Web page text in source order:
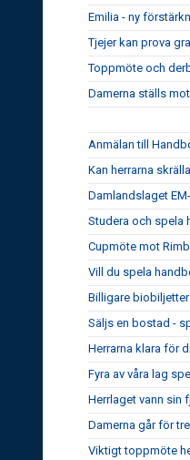
Emilia - ny
Tjejer kan prova
Toppmöte och
Damerna ställs
Anmälan till
Kan herrarna
Damlandslaget
Studera och spela
Cupmöte mot
Vill du spela
Billigare
Säljs en bostad -
Herrarna klara för
Fyra av våra lag
Herrlaget vann sin
Damerna går för
Viktigt toppmöte